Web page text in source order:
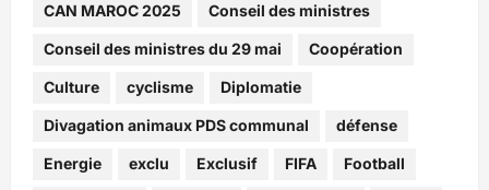
CAN MAROC 2025 Conseil des ministres
Conseil des ministres du 29 mai Coopération
Culture cyclisme Diplomatie
Divagation animaux PDS communal défense
Energie exclu Exclusif FIFA Football